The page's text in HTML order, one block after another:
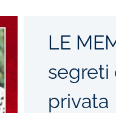
LE
segreti
privata